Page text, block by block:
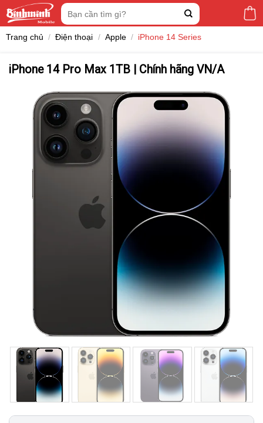
Tìm
kiếm:
Trang chủ / Điện thoại / Apple / iPhone 14 Series
iPhone 14 Pro Max 1TB | Chính hãng VN/A